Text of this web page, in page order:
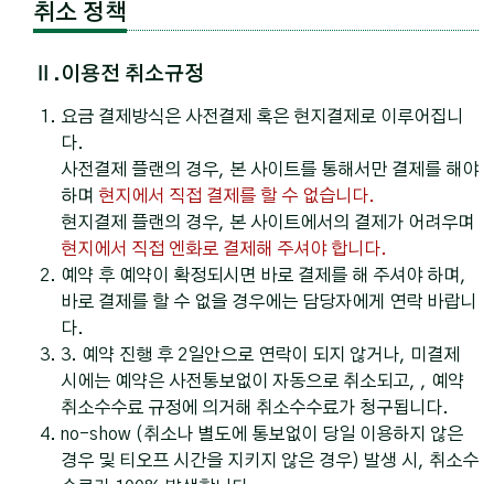
취소 정책
Ⅱ.이용전 취소규정
요금 결제방식은 사전결제 혹은 현지결제로 이루어집니
다.
사전결제 플랜의 경우, 본 사이트를 통해서만 결제를 해야
하며 현지에서 직접 결제를 할 수 없습니다.
현지결제 플랜의 경우, 본 사이트에서의 결제가 어려우며
현지에서 직접 엔화로 결제해 주셔야 합니다.
예약 후 예약이 확정되시면 바로 결제를 해 주셔야 하며,
바로 결제를 할 수 없을 경우에는 담당자에게 연락 바랍니
다.
3. 예약 진행 후 2일안으로 연락이 되지 않거나, 미결제
시에는 예약은 사전통보없이 자동으로 취소되고, , 예약
취소수수료 규정에 의거해 취소수수료가 청구됩니다.
no-show (취소나 별도에 통보없이 당일 이용하지 않은
경우 및 티오프 시간을 지키지 않은 경우) 발생 시, 취소수